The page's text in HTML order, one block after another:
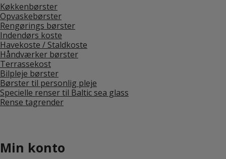
Køkkenbørster
Opvaskebørster
Rengørings børster
Indendørs koste
Havekoste / Staldkoste
Håndværker børster
Terrassekost
Bilpleje børster
Børster til personlig pleje
Specielle renser til Baltic sea glass
Rense tagrender
Min konto